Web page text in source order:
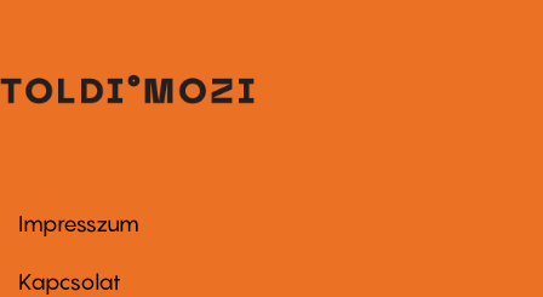
Footer
first
Impresszum
Kapcsolat